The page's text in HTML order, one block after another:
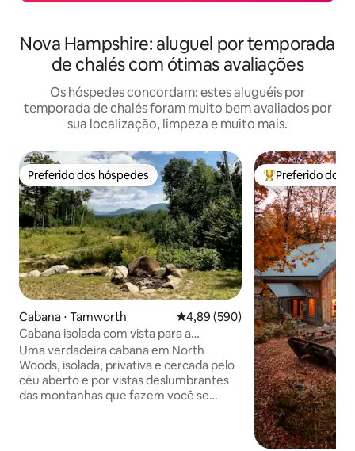
Nova Hampshire: aluguel por temporada
de chalés com ótimas avaliações
Os hóspedes concordam: estes aluguéis por
temporada de chalés foram muito bem avaliados por
sua localização, limpeza e muito mais.
Preferido dos hóspedes
Preferido dos hóspedes
Cabana ⋅ Tamworth 4,89 de uma avaliação média de
4,89 (590)
Cabana isolada com vista para a
montanha • Sauna privativa
Uma verdadeira cabana em North
Woods, isolada, privativa e cercada pelo
céu aberto e por vistas deslumbrantes
das montanhas que fazem você se
Entre os
Preferido dos